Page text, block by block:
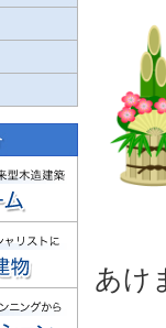
あけ